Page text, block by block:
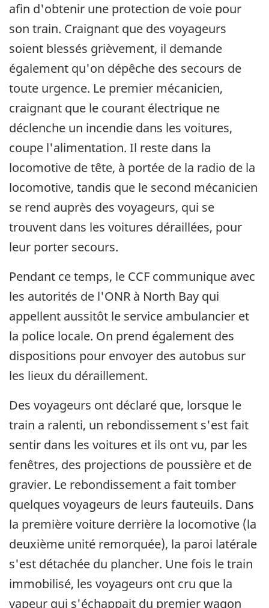
afin d'obtenir une protection de voie pour
son train. Craignant que des voyageurs
soient blessés grièvement, il demande
également qu'on dépêche des secours de
toute urgence. Le premier mécanicien,
craignant que le courant électrique ne
déclenche un incendie dans les voitures,
coupe l'alimentation. Il reste dans la
locomotive de tête, à portée de la radio de la
locomotive, tandis que le second mécanicien
se rend auprès des voyageurs, qui se
trouvent dans les voitures déraillées, pour
leur porter secours.
Pendant ce temps, le CCF communique avec
les autorités de l'ONR à North Bay qui
appellent aussitôt le service ambulancier et
la police locale. On prend également des
dispositions pour envoyer des autobus sur
les lieux du déraillement.
Des voyageurs ont déclaré que, lorsque le
train a ralenti, un rebondissement s'est fait
sentir dans les voitures et ils ont vu, par les
fenêtres, des projections de poussière et de
gravier. Le rebondissement a fait tomber
quelques voyageurs de leurs fauteuils. Dans
la première voiture derrière la locomotive (la
deuxième unité remorquée), la paroi latérale
s'est détachée du plancher. Une fois le train
immobilisé, les voyageurs ont cru que la
vapeur qui s'échappait du premier wagon